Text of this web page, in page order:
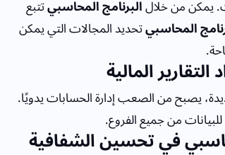
يمكن من خلالالبرنامج المحاسبيتتبع
المحاسبيتحديد المجالات التي يمكن
المالية
يصبح من الصعب إدارة الحسابات يدويًا.
من جميع الفروع.
في تحسين الشفافية